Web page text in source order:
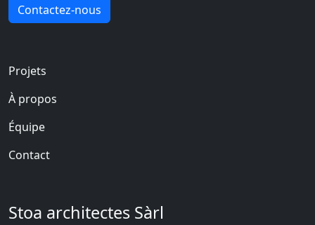
Contactez-nous
Navigation principale
Projets
À propos
Équipe
Contact
Stoa architectes Sàrl